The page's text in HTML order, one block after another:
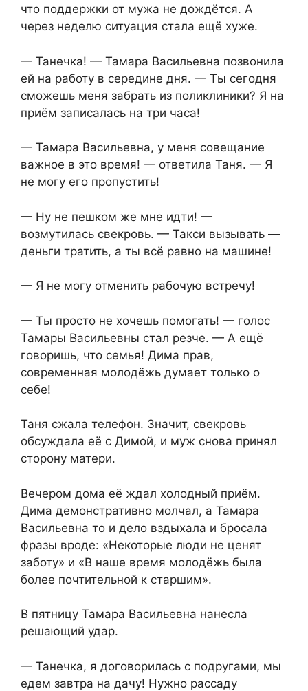
что поддержки от мужа не дождётся. А
через неделю ситуация стала ещё хуже.
— Танечка! — Тамара Васильевна позвонила
ей на работу в середине дня. — Ты сегодня
сможешь меня забрать из поликлиники? Я на
приём записалась на три часа!
— Тамара Васильевна, у меня совещание
важное в это время! — ответила Таня. — Я
не могу его пропустить!
— Ну не пешком же мне идти! —
возмутилась свекровь. — Такси вызывать —
деньги тратить, а ты всё равно на машине!
— Я не могу отменить рабочую встречу!
— Ты просто не хочешь помогать! — голос
Тамары Васильевны стал резче. — А ещё
говоришь, что семья! Дима прав,
современная молодёжь думает только о
себе!
Таня сжала телефон. Значит, свекровь
обсуждала её с Димой, и муж снова принял
сторону матери.
Вечером дома её ждал холодный приём.
Дима демонстративно молчал, а Тамара
Васильевна то и дело вздыхала и бросала
фразы вроде: «Некоторые люди не ценят
заботу» и «В наше время молодёжь была
более почтительной к старшим».
В пятницу Тамара Васильевна нанесла
решающий удар.
— Танечка, я договорилась с подругами, мы
едем завтра на дачу! Нужно рассаду